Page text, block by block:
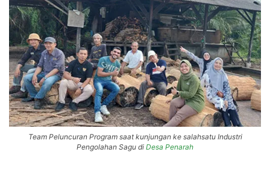
Team Peluncuran Program saat kunjungan ke salahsatu Industri
Pengolahan Sagu di Desa Penarah